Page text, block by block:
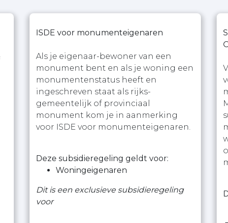
ISDE voor monumenteigenaren
Als je eigenaar-bewoner van een
monument bent en als je woning een
monumentenstatus heeft en
ingeschreven staat als rijks-
gemeentelijk of provinciaal
monument kom je in aanmerking
voor ISDE voor monumenteigenaren.
Deze subsidieregeling geldt voor:
Woningeigenaren
Dit is een exclusieve subsidieregeling
voor